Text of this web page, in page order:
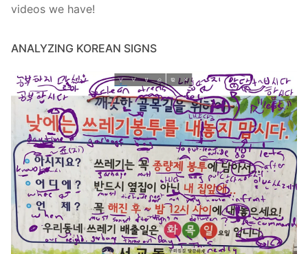
videos we have!
ANALYZING KOREAN SIGNS